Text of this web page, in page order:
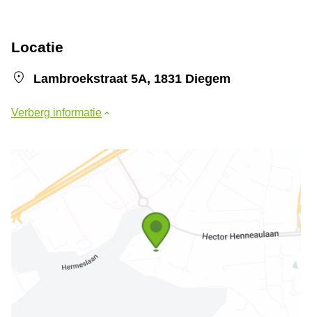
Locatie
Lambroekstraat 5A, 1831 Diegem
Verberg informatie